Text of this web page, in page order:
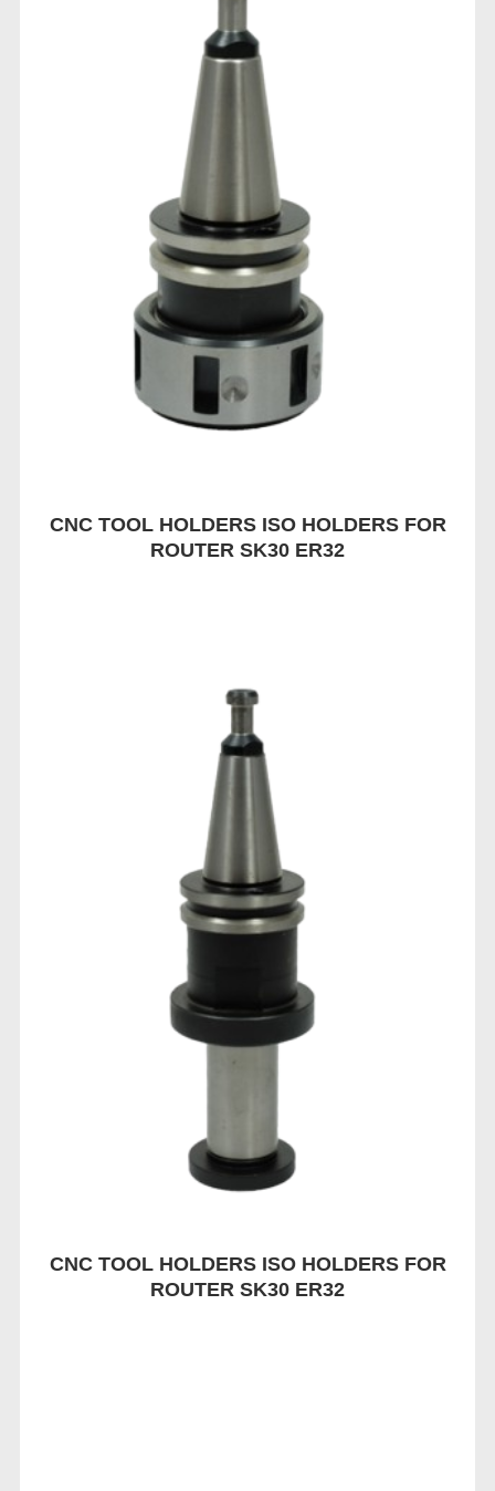
CNC TOOL HOLDERS ISO HOLDERS FOR
ROUTER SK30 ER32
CNC TOOL HOLDERS ISO HOLDERS FOR
ROUTER SK30 ER32